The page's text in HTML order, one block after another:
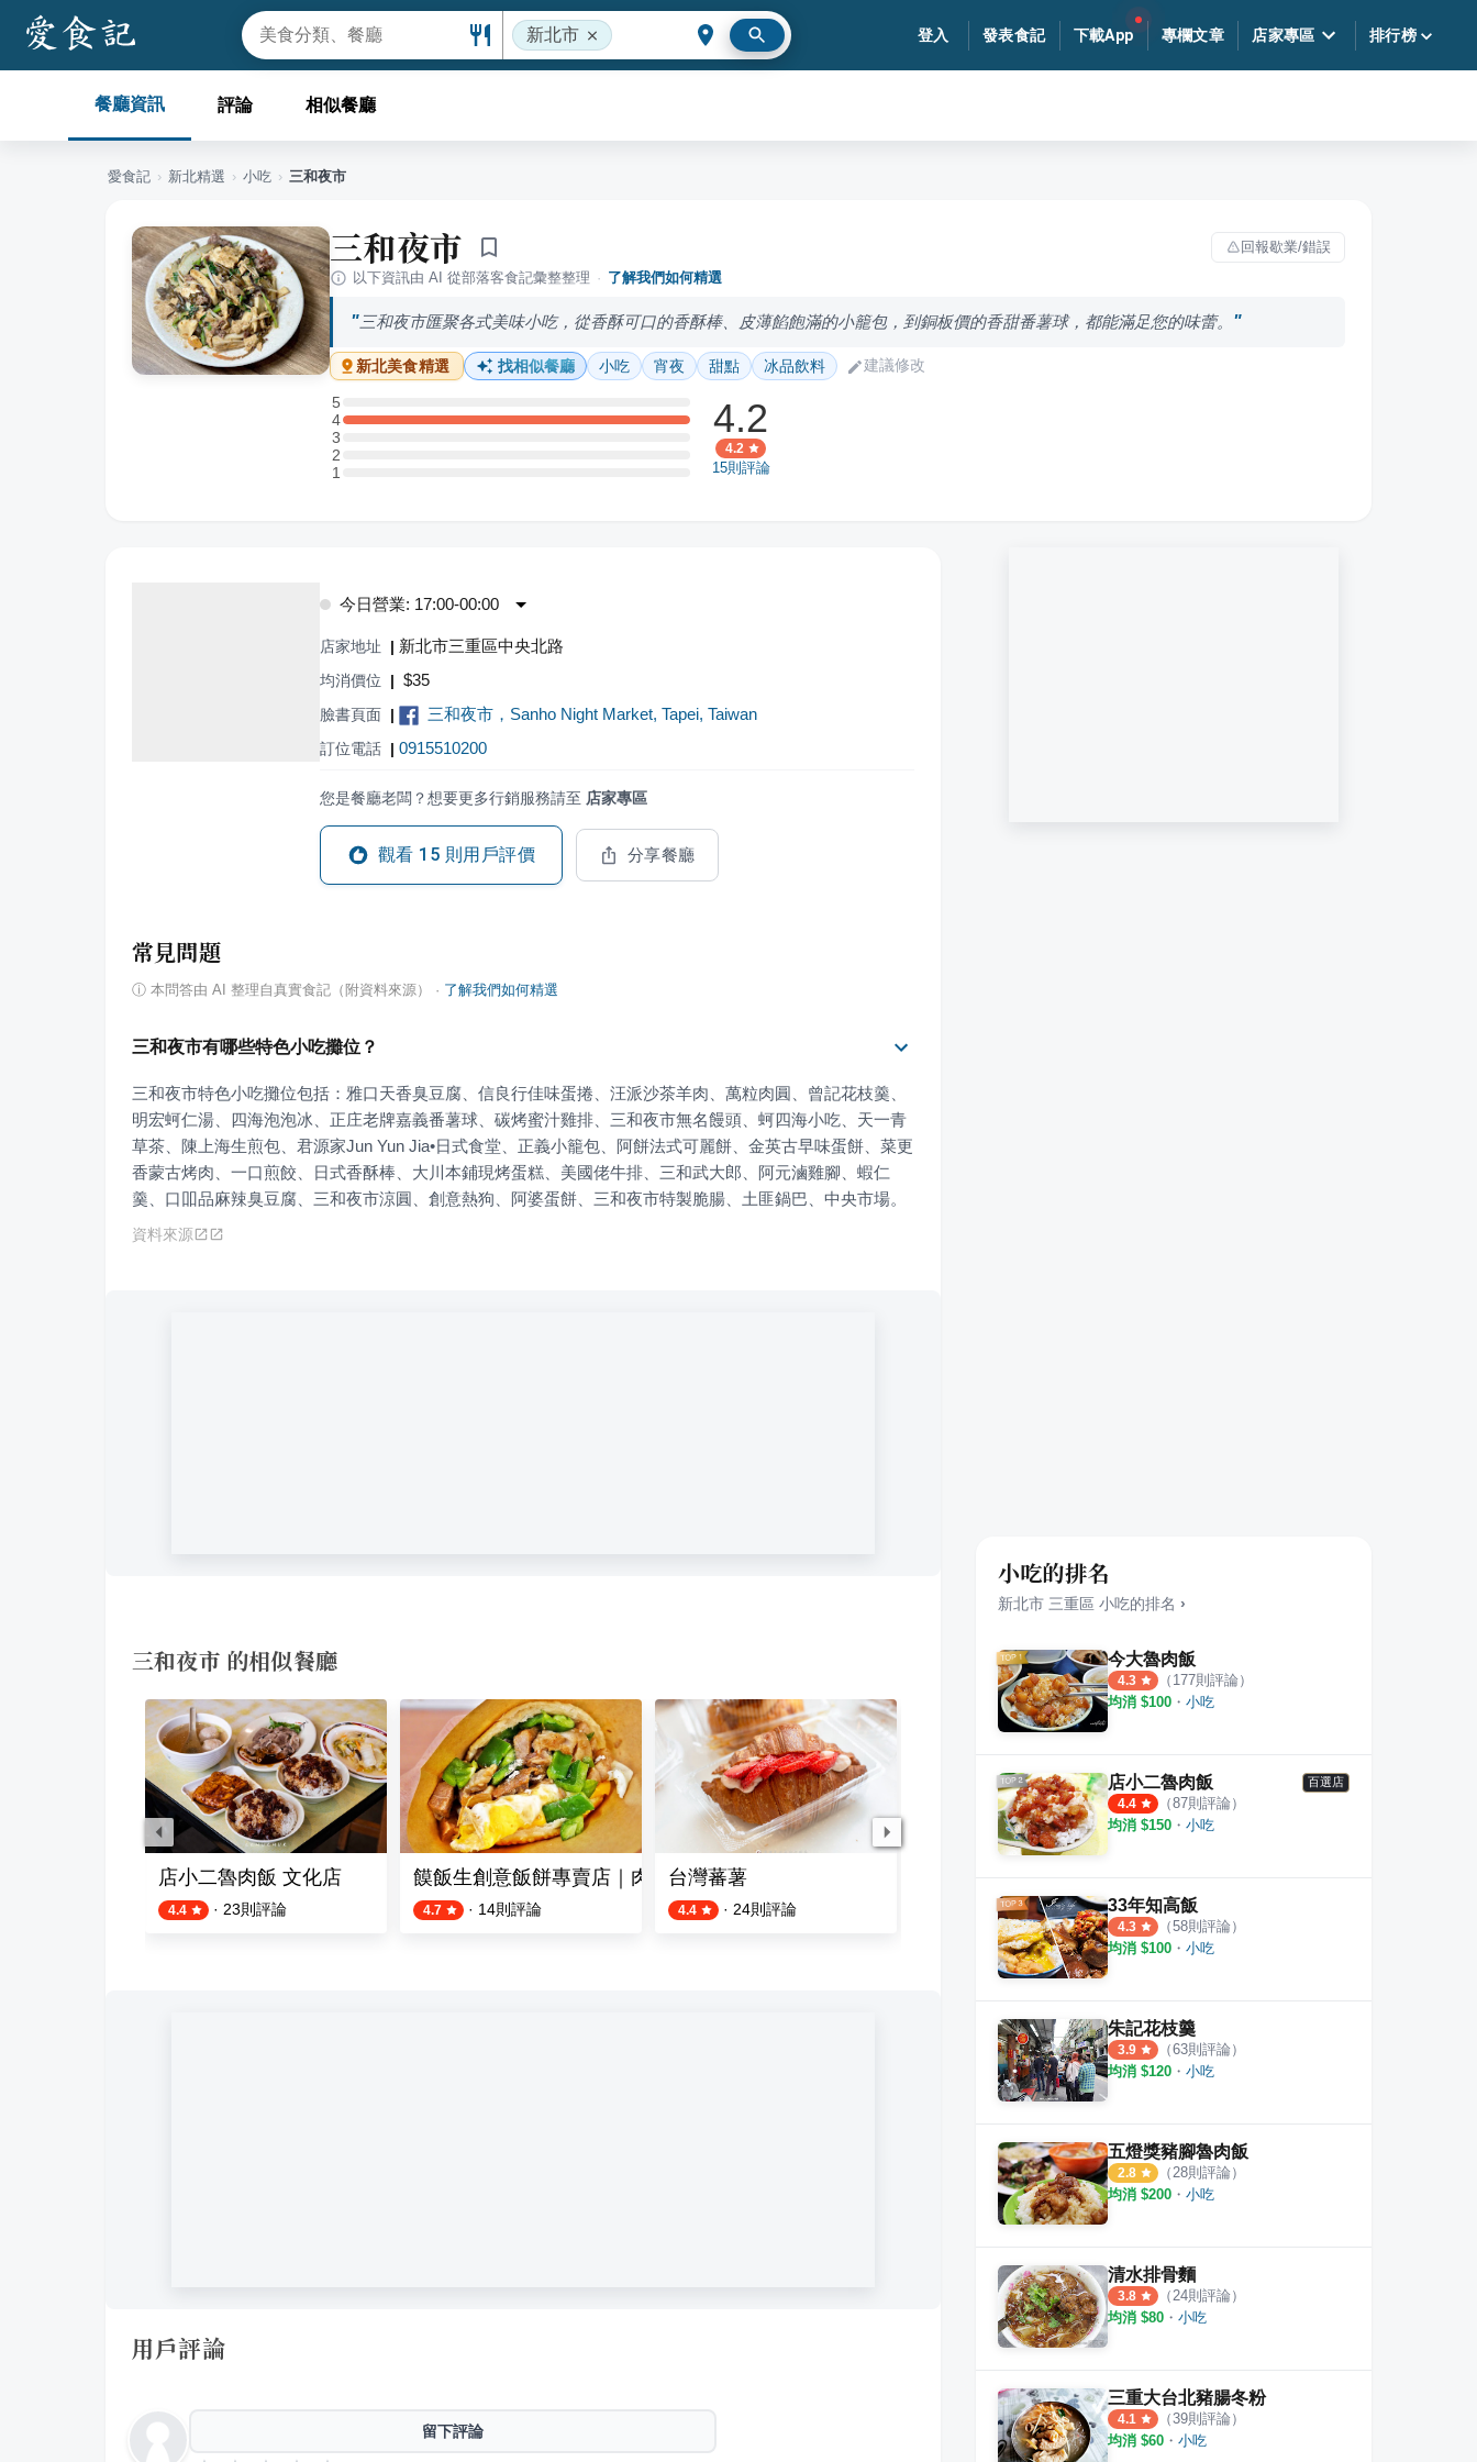
新北市 登入 發表食記 下載App 專欄文章 店家專區 排行榜
餐廳資訊 評論 相似餐廳
愛食記 › 新北精選 › 小吃 › 三和夜市
三和夜市
回報歇業/錯誤
以下資訊由 AI 從部落客食記彙整整理 · 了解我們如何精選
三和夜市匯聚各式美味小吃，從香酥可口的香酥棒、皮薄餡飽滿的小籠包，到銅板價的香甜番薯球，都能滿足您的味蕾。
新北美食精選 找相似餐廳 小吃 宵夜 甜點 冰品飲料 建議修改
5
5 星：0 則評論
4
4 星：2 則評論
3
3 星：0 則評論
2
2 星：0 則評論
11 星：0 則評論
4.2
4.2
15則評論
今日營業: 17:00-00:00
店家地址 | 新北市三重區中央北路
均消價位 | $35
臉書頁面 | 三和夜市，Sanho Night Market, Tapei, Taiwan
訂位電話 | 0915510200
您是餐廳老闆？想要更多行銷服務請至 店家專區
觀看 15 則用戶評價 分享餐廳
常見問題
ⓘ 本問答由 AI 整理自真實食記（附資料來源） · 了解我們如何精選
三和夜市有哪些特色小吃攤位？
三和夜市特色小吃攤位包括：雅口天香臭豆腐、信良行佳味蛋捲、汪派沙茶羊肉、萬粒肉圓、曾記花枝羹、
明宏蚵仁湯、四海泡泡冰、正庄老牌嘉義番薯球、碳烤蜜汁雞排、三和夜市無名饅頭、蚵四海小吃、天一青
草茶、陳上海生煎包、君源家Jun Yun Jia•日式食堂、正義小籠包、阿餅法式可麗餅、金英古早味蛋餅、菜更
香蒙古烤肉、一口煎餃、日式香酥棒、大川本鋪現烤蛋糕、美國佬牛排、三和武大郎、阿元滷雞腳、蝦仁
羹、口吅品麻辣臭豆腐、三和夜市涼圓、創意熱狗、阿婆蛋餅、三和夜市特製脆腸、土匪鍋巴、中央市場。
資料來源
三和夜市 的相似餐廳
店小二魯肉飯 文化店
4.4 · 23則評論
饃飯生創意飯餅專賣店｜肉夾饃｜炒飯｜炒泡麵
4.7 · 14則評論
台灣蕃薯
4.4 · 24則評論 63則評論 4.9
用戶評論
留下評論
小吃的排名
新北市 三重區 小吃的排名 ›
今大魯肉飯
4.3 （ 177則評論）
均消 $100 ・ 小吃
店小二魯肉飯 百選店
4.4 （87則評論）
均消 $150 ・ 小吃
33年知高飯
4.3 （58則評論）
均消 $100 ・ 小吃
朱記花枝羹
3.9 （63則評論）
均消 $120 ・ 小吃
五燈獎豬腳魯肉飯
2.8 （ 28則評論）
均消 $200 ・ 小吃
清水排骨麵
3.8 （ 24則評論）
均消 $80 ・ 小吃
三重大台北豬腸冬粉
4.1 （39則評論）
均消 $60 ・ 小吃